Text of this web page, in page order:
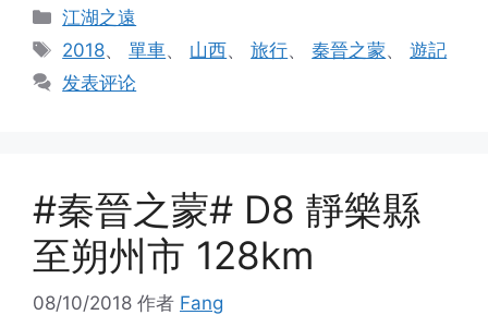
分
类
江湖之遠
标
签
2018、單車、 山西、旅行、秦晉之蒙、遊記
发表评论
#秦晉之蒙# D8 靜樂縣
至朔州市 128km
08/10/2018 作者 Fang